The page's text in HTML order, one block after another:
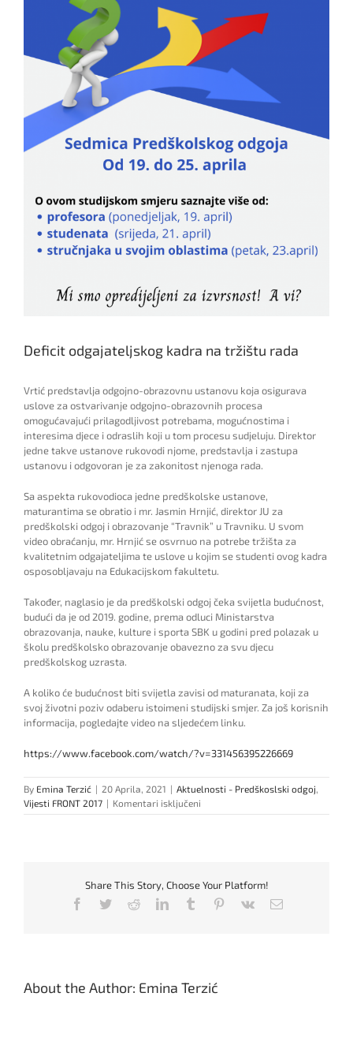
Deficit odgajateljskog kadra na tržištu rada
Vrtić predstavlja odgojno-obrazovnu ustanovu koja osigurava
uslove za ostvarivanje odgojno-obrazovnih procesa
omogućavajući prilagodljivost potrebama, mogućnostima i
interesima djece i odraslih koji u tom procesu sudjeluju. Direktor
jedne takve ustanove rukovodi njome, predstavlja i zastupa
ustanovu i odgovoran je za zakonitost njenoga rada.
Sa aspekta rukovodioca jedne predškolske ustanove,
maturantima se obratio i mr. Jasmin Hrnjić, direktor JU za
predškolski odgoj i obrazovanje “Travnik” u Travniku. U svom
video obraćanju, mr. Hrnjić se osvrnuo na potrebe tržišta za
kvalitetnim odgajateljima te uslove u kojim se studenti ovog kadra
osposobljavaju na Edukacijskom fakultetu.
Također, naglasio je da predškolski odgoj čeka svijetla budućnost,
budući da je od 2019. godine, prema odluci Ministarstva
obrazovanja, nauke, kulture i sporta SBK u godini pred polazak u
školu predškolsko obrazovanje obavezno za svu djecu
predškolskog uzrasta.
A koliko će budućnost biti svijetla zavisi od maturanata, koji za
svoj životni poziv odaberu istoimeni studijski smjer. Za još korisnih
informacija, pogledajte video na sljedećem linku.
https://www.facebook.com/watch/?v=331456395226669
By Emina Terzić | 20 Aprila, 2021 | Aktuelnosti - Predškoslski odgoj
Vijesti FRONT 2017 | Komentari isključeni
Deficit
rada
Share This Story, Choose Your Platform!
Facebook
TwitterRedditLinkedInTumblr Pinterest
Vk Email
About the Author: Emina Terzić